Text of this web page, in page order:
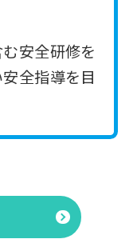
安全研修を
全指導を目